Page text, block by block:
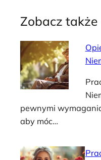
Zobacz także
pewnymi
aby móc…